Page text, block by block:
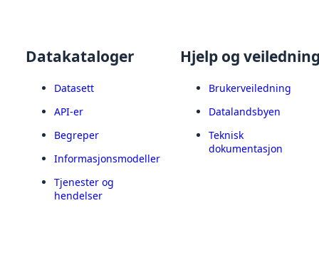
Datakataloger
Datasett
API-er
Begreper
Informasjonsmodeller
Tjenester og
hendelser
Hjelp og
Brukerveiledning
Datalandsbyen
Teknisk
dokumentasjon